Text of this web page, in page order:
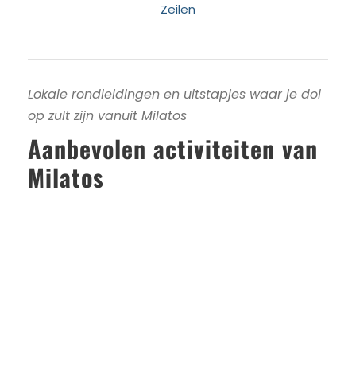
Zeilen
Lokale rondleidingen en uitstapjes waar je dol
op zult zijn vanuit Milatos
Aanbevolen activiteiten van
Milatos